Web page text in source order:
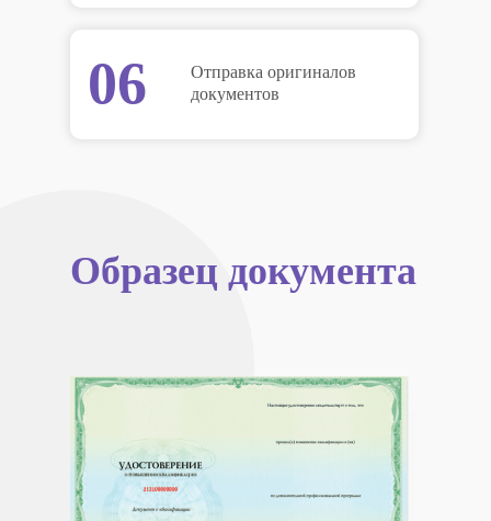
06
Отправка оригиналов
документов
Образец документа